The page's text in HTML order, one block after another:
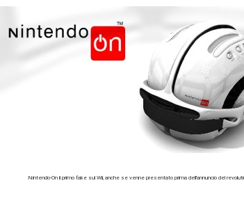
Nintendo-On il primo fake sul Wii, anche se venne presentato prima dell'annuncio del